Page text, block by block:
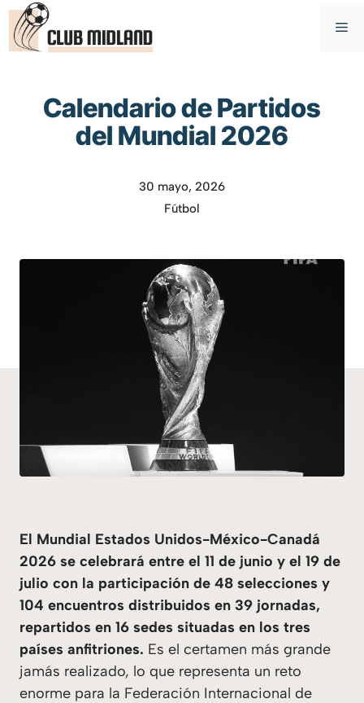
Saltar
contenido
Calendario de Partidos
del Mundial 2026
30 mayo, 2026
Fútbol
El Mundial Estados Unidos-México-Canadá
2026 se celebrará entre el 11 de junio y el 19 de
julio con la participación de 48 selecciones y
104 encuentros distribuidos en 39 jornadas,
repartidos en 16 sedes situadas en los tres
países anfitriones. Es el certamen más grande
jamás realizado, lo que representa un reto
enorme para la Federación Internacional de